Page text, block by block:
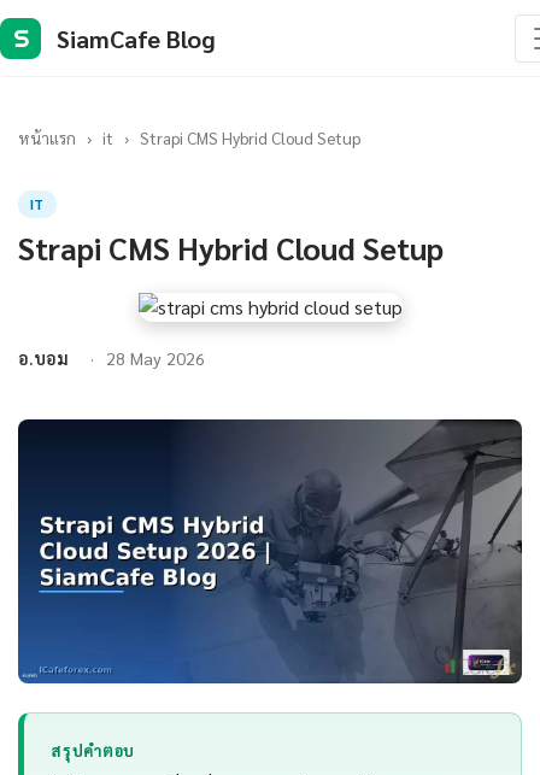
S SiamCafe Blog
หน้าแรก › it › Strapi CMS Hybrid Cloud Setup
IT
Strapi CMS Hybrid Cloud Setup
อ.บอม 28 May 2026
สรุปคำตอบ